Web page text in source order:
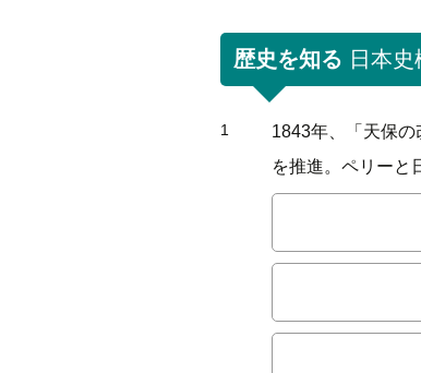
歴史を知る 日本
1
1843年、「天保
を推進。ペリーと